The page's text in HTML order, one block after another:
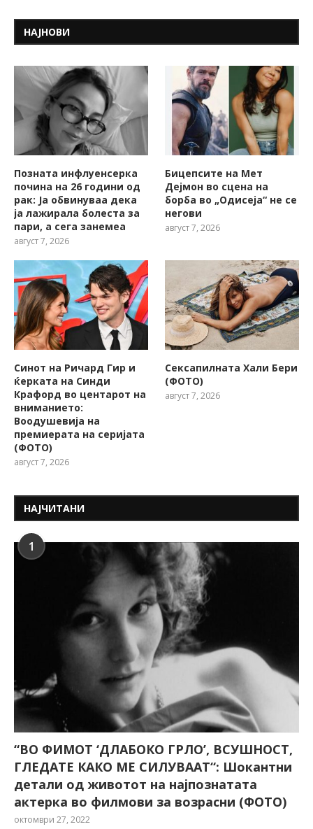
НАЈНОВИ
Позната инфлуенсерка
почина на 26 години од
рак: Ја обвинуваа дека
ја лажирала болеста за
пари, а сега занемеа
август 7, 2026
Бицепсите на Мет
Дејмон во сцена на
борба во „Одисеја“ не се
негови
август 7, 2026
Синот на Ричард Гир и
ќерката на Синди
Крафорд во центарот на
вниманието:
Воодушевија на
премиерата на серијата
(ФОТО)
август 7, 2026
Сексапилната Хали Бери
(ФОТО)
август 7, 2026
НАЈЧИТАНИ
1
“ВО ФИМОТ ‘ДЛАБОКО ГРЛО’, ВСУШНОСТ,
ГЛЕДАТЕ КАКО МЕ СИЛУВААТ“: Шокантни
детали од животот на најпознатата
актерка во филмови за возрасни (ФОТО)
октомври 27, 2022